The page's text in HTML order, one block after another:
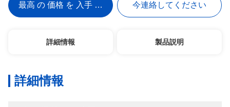
最高 の 価格 を 入手 する 今連絡してください
詳細情報 製品説明
詳細情報